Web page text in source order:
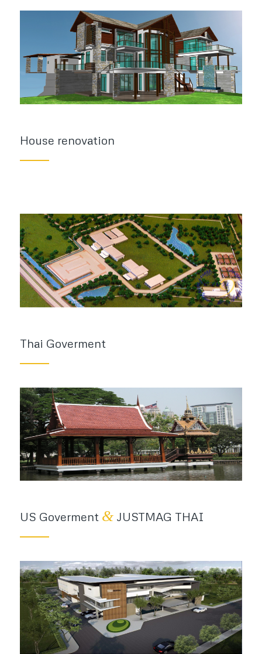
House renovation
Thai Goverment
US Goverment &JUSTMAG THAI